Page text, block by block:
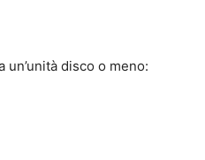
disco o meno: